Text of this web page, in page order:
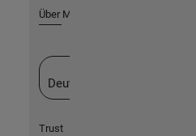
Über MathWorks
Deutschland
Trust